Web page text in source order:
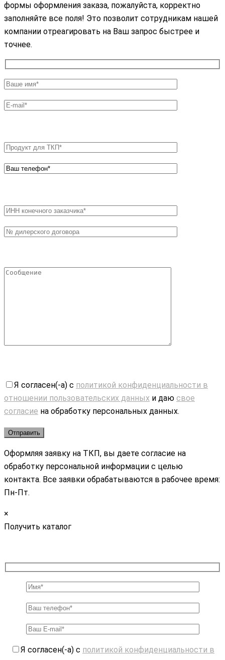
формы оформления заказа, пожалуйста, корректно
заполняйте все поля! Это позволит сотрудникам нашей
компании отреагировать на Ваш запрос быстрее и
точнее.
Я согласен(-а) с политикой конфиденциальности в
отношении пользовательских данных и даю свое
согласие на обработку персональных данных.
Оформляя заявку на ТКП, вы даете согласие на
обработку персональной информации с целью
контакта. Все заявки обрабатываются в рабочее время:
Пн-Пт.
×
Получить каталог
Я согласен(-а) с политикой конфиденциальности в